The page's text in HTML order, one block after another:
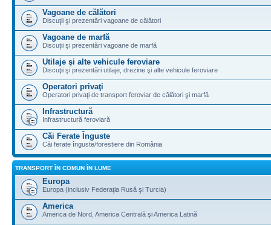
Vagoane de călători
Discuţii şi prezentări vagoane de călători
Vagoane de marfă
Discuţii şi prezentări vagoane de marfă
Utilaje şi alte vehicule feroviare
Discuţii şi prezentări utilaje, drezine şi alte vehicule feroviare
Operatori privaţi
Operatori privaţi de transport feroviar de călători şi marfă
Infrastructură
Infrastructură feroviară
Căi Ferate Înguste
Căi ferate înguste/forestiere din România
TRANSPORT ÎN COMUN ÎN LUME
Europa
Europa (inclusiv Federaţia Rusă şi Turcia)
America
America de Nord, America Centrală şi America Latină